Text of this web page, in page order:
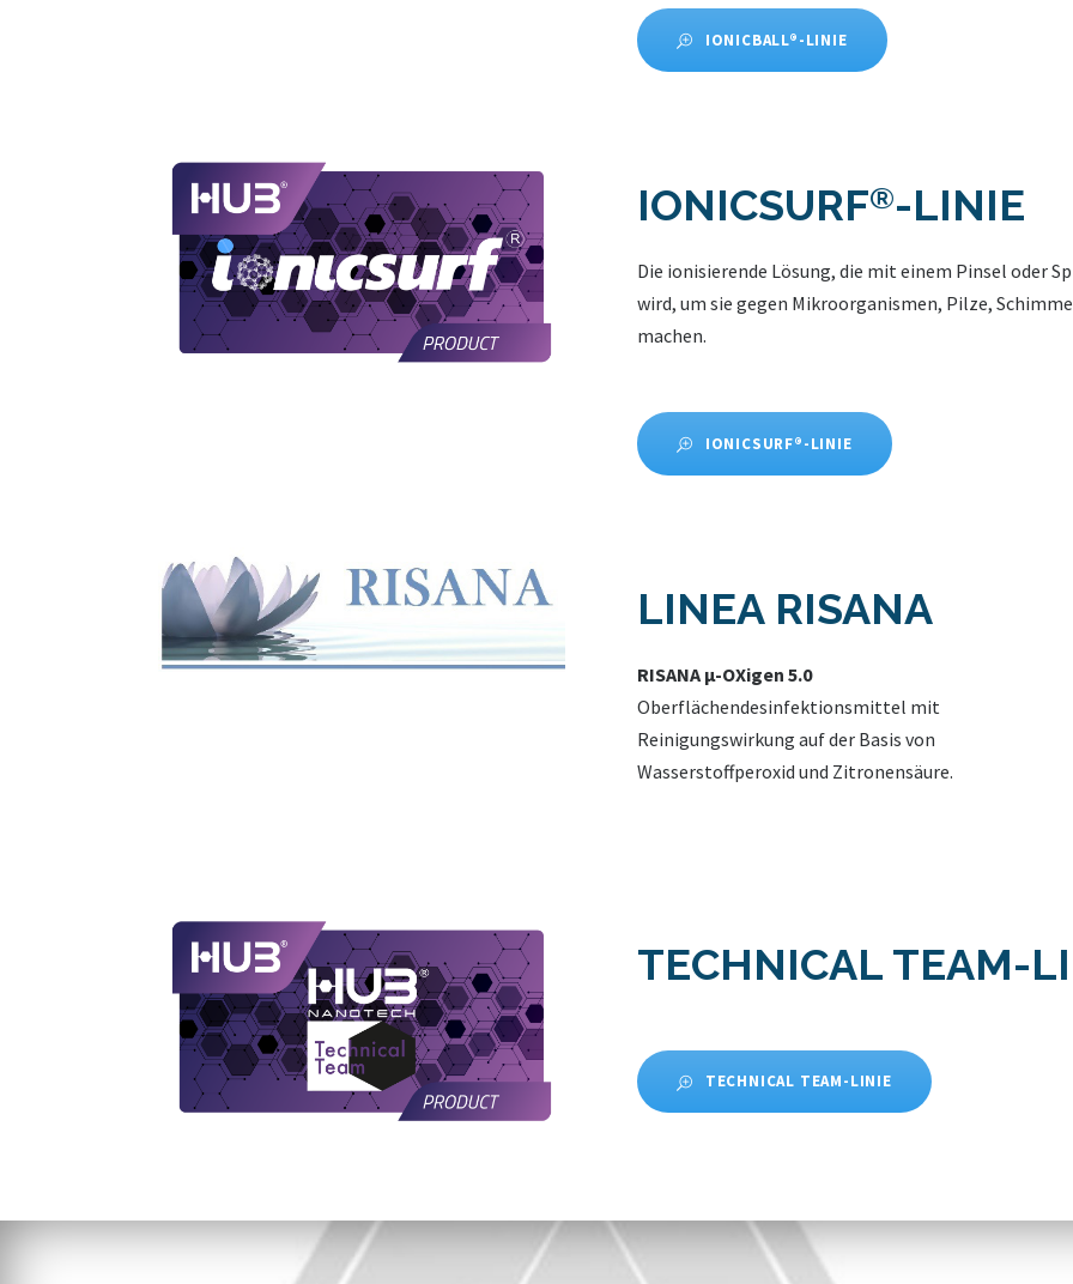
IONICBALL®-LINIE
IONICSURF®-LINIE
Die ionisierende Lösung, die mit einem Pinsel oder
wird, um sie gegen Mikroorganismen, Pilze,
machen.
IONICSURF®-LINIE
LINEA RISANA
RISANA μ-OXigen 5.0
Oberflächendesinfektionsmittel mit
Reinigungswirkung auf der Basis von
Wasserstoffperoxid und Zitronensäure.
TECHNICAL TEAM-
TECHNICAL TEAM-LINIE